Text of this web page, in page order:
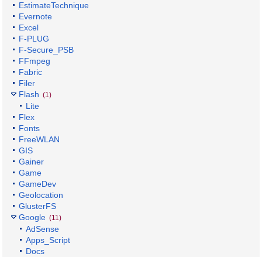
EstimateTechnique
Evernote
Excel
F-PLUG
F-Secure_PSB
FFmpeg
Fabric
Filer
Flash (1)
Lite
Flex
Fonts
FreeWLAN
GIS
Gainer
Game
GameDev
Geolocation
GlusterFS
Google (11)
AdSense
Apps_Script
Docs